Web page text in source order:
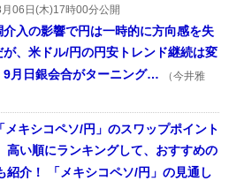
06日(木)17時00分公開
介入の影響で円は一時的に方向感を失
が、米ドル/円の円安トレンド継続は変
9月日銀会合がターニング…
（今井雅
「メキシコペソ/円」のスワップポイント
高い順にランキングして、おすすめの
紹介！ 「メキシコペソ/円」の見通し